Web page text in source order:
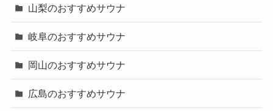
山梨のおすすめサウナ
岐阜のおすすめサウナ
岡山のおすすめサウナ
広島のおすすめサウナ